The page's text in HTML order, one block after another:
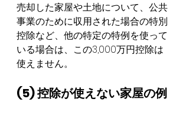
売却した家屋や土地について、公共
事業のために収用された場合の特別
控除など、他の特定の特例を使って
いる場合は、この3,000万円控除は
使えません。
(5) 控除が使えない家屋の例